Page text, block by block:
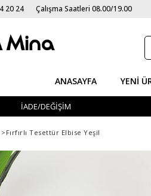
20 24 Çalışma Saatleri 08.00/19.00
ANASAYFA YENI
İADE/DEĞİŞİM
> Fırfırlı Tesettür Elbise Yeşil